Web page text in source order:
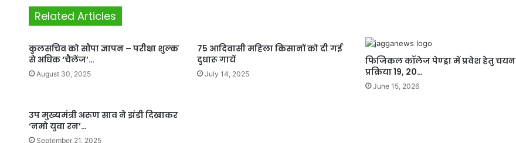
Related Articles
कुलसचिव को सौंपा ज्ञापन – परीक्षा शुल्क
से अधिक ‘चैलेंज’…
August 30, 2025
75 आदिवासी महिला किसानों को दी गई
दुधारू गायें
July 14, 2025
फिजिकल कॉलेज पेण्ड्रा में प्रवेश हेतु चयन
प्रक्रिया 19, 20…
June 15, 2026
उप मुख्यमंत्री अरुण साव ने झंडी दिखाकर
‘नमो युवा रन’…
September 21, 2025